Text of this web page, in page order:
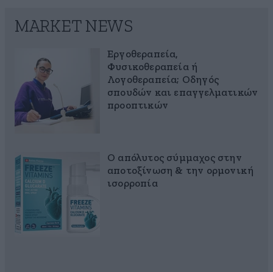
MARKET NEWS
Εργοθεραπεία,
Φυσικοθεραπεία ή
Λογοθεραπεία; Οδηγός
σπουδών και επαγγελματικών
προοπτικών
Ο απόλυτος σύμμαχος στην
αποτοξίνωση & την ορμονική
ισορροπία